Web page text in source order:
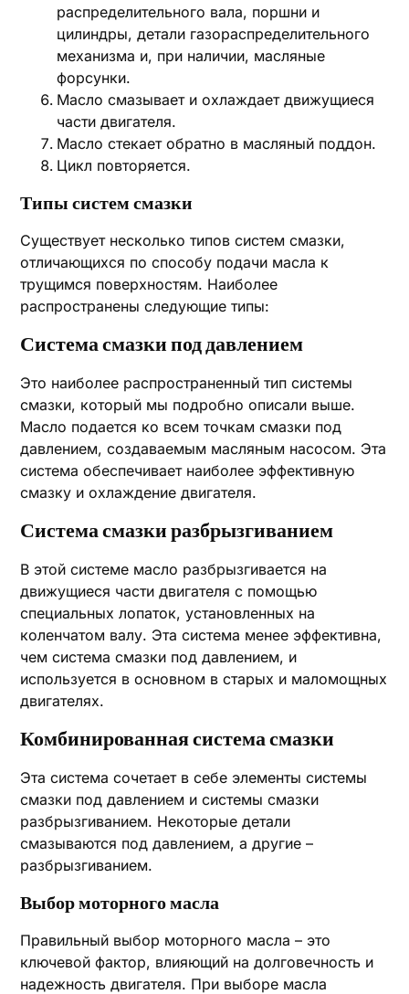
распределительного вала, поршни и
цилиндры, детали газораспределительного
механизма и, при наличии, масляные
форсунки.
Масло смазывает и охлаждает движущиеся
части двигателя.
Масло стекает обратно в масляный поддон.
Цикл повторяется.
Типы систем смазки
Существует несколько типов систем смазки,
отличающихся по способу подачи масла к
трущимся поверхностям. Наиболее
распространены следующие типы:
Система смазки под давлением
Это наиболее распространенный тип системы
смазки, который мы подробно описали выше.
Масло подается ко всем точкам смазки под
давлением, создаваемым масляным насосом. Эта
система обеспечивает наиболее эффективную
смазку и охлаждение двигателя.
Система смазки разбрызгиванием
В этой системе масло разбрызгивается на
движущиеся части двигателя с помощью
специальных лопаток, установленных на
коленчатом валу. Эта система менее эффективна,
чем система смазки под давлением, и
используется в основном в старых и маломощных
двигателях.
Комбинированная система смазки
Эта система сочетает в себе элементы системы
смазки под давлением и системы смазки
разбрызгиванием. Некоторые детали
смазываются под давлением, а другие –
разбрызгиванием.
Выбор моторного масла
Правильный выбор моторного масла – это
ключевой фактор, влияющий на долговечность и
надежность двигателя. При выборе масла